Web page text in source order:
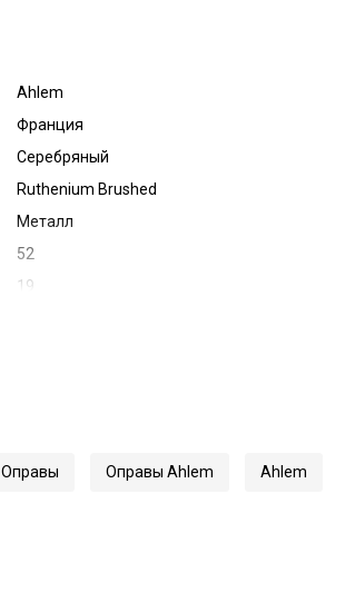
Ahlem
Франция
Серебряный
Ruthenium Brushed
Металл
52
19
Оправы Оправы Ahlem Ahlem